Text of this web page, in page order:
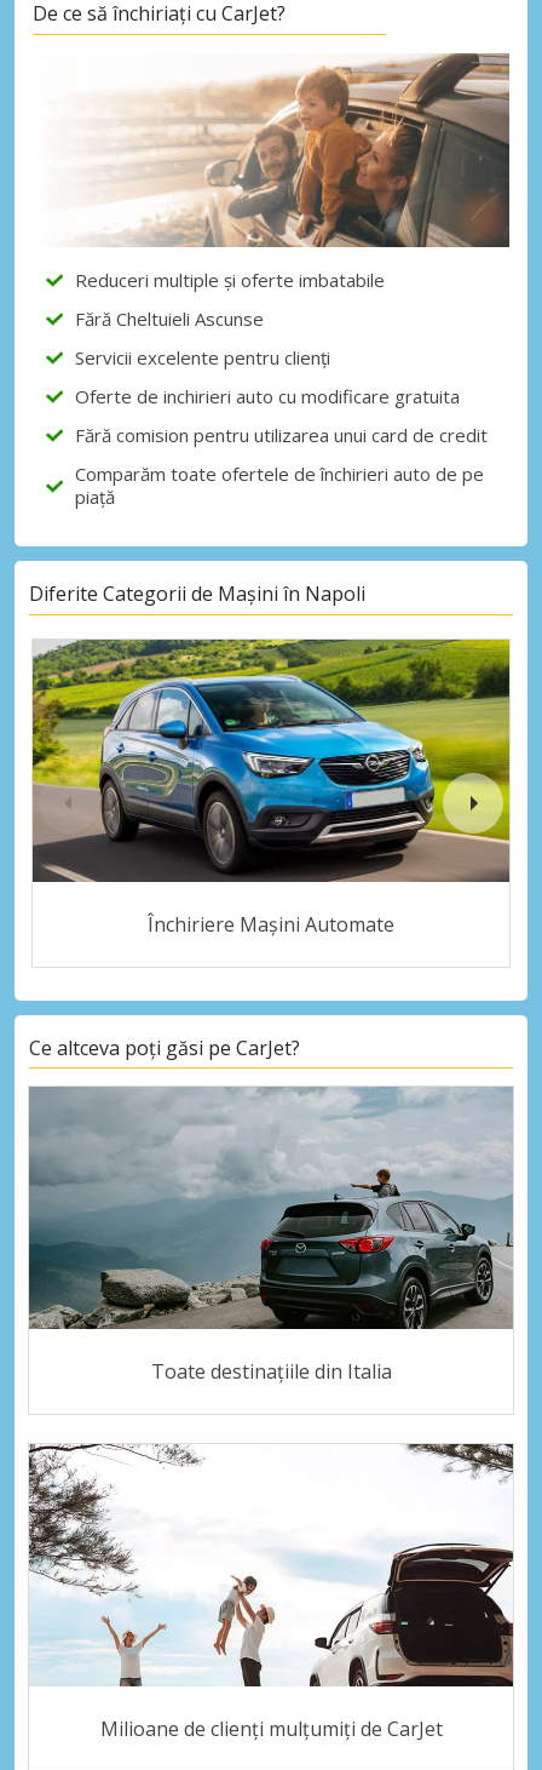
De ce să închiriați cu CarJet?
Reduceri multiple și oferte imbatabile
Fără Cheltuieli Ascunse
Servicii excelente pentru clienți
Oferte de inchirieri auto cu modificare gratuita
Fără comision pentru utilizarea unui card de credit
Comparăm toate ofertele de închirieri auto de pe
piață
Diferite Categorii de Mașini în Napoli
Închiriere Mașini Automate
Ce altceva poți găsi pe CarJet?
Toate destinațiile din Italia
Milioane de clienți mulțumiți de CarJet